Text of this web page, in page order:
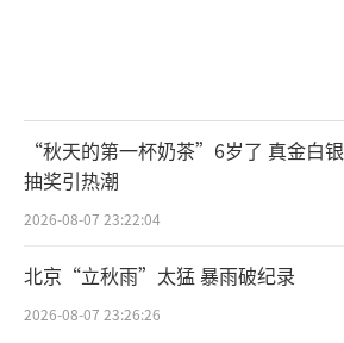
“秋天的第一杯奶茶”6岁了 真金白银
抽奖引热潮
2026-08-07 23:22:04
北京“立秋雨”太猛 暴雨破纪录
2026-08-07 23:26:26